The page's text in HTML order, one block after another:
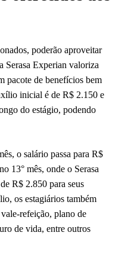
poderão aproveitar
Serasa Experian valoriza
pacote de benefícios bem
inicial é de R$ 2.150 e
do estágio, podendo
o salário passa para R$
13° mês, onde o Serasa
R$ 2.850 para seus
os estagiários também
refeição, plano de
de vida, entre outros